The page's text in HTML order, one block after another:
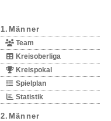
1.Männer
Team
Kreisoberliga
Kreispokal
Spielplan
Statistik
2.Männer